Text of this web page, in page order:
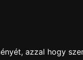
azzal hogy